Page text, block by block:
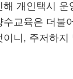
개인택시 운
교육은 더불
이니, 주저하지